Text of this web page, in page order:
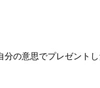
の意思でプレゼント